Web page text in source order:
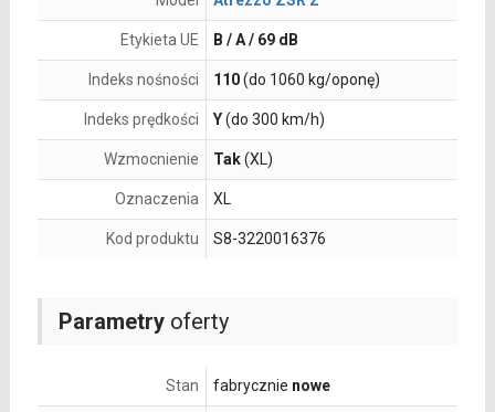
Parametryoferty
Stan fabrycznie nowe
Etykieta UE B / A / 69 dB
Indeks nośności 110(do 1060 kg/oponę)
Indeks prędkości Y(do 300 km/h)
Wzmocnienie Tak(XL)
Oznaczenia XL
Kod produktu S8-3220016376